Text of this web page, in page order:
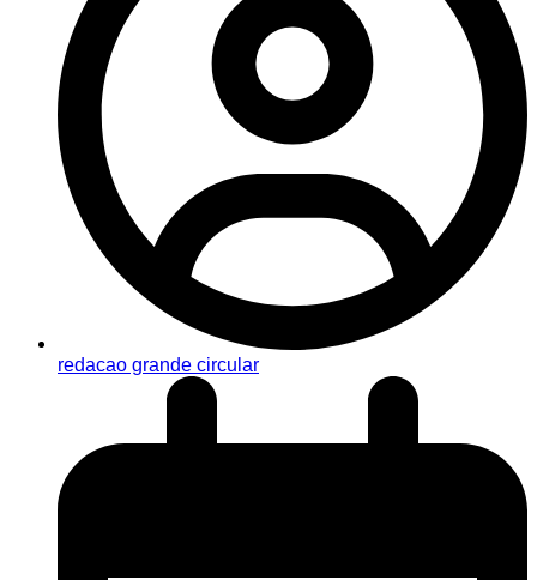
redacao grande circular